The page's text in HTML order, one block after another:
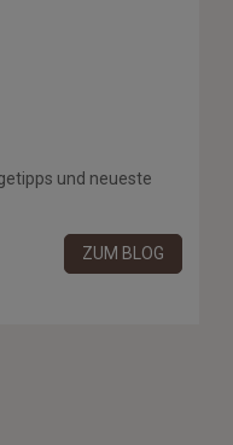
und neueste
ZUM BLOG